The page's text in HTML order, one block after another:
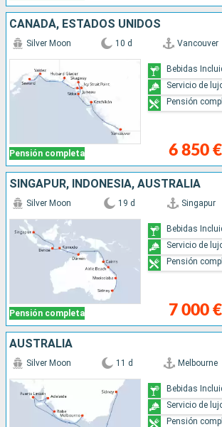
CANADÁ, ESTADOS UNIDOS
Pensión completa
Silver Moon 10 d Vancouver
6 850 €
Bebidas
Servicio de
Pensión
SINGAPUR, INDONESIA, AUSTRALIA
Pensión completa
Silver Moon 19 d Singapur
7 000 €
Bebidas
Servicio de
Pensión
AUSTRALIA
Silver Moon 11 d Melbourne
Bebidas
Servicio de
Pensión